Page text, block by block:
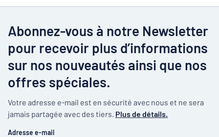
Abonnez-vous à notre Newsletter
pour recevoir plus d’informations
sur nos nouveautés ainsi que nos
offres spéciales.
Votre adresse e-mail est en sécurité avec nous et ne sera
jamais partagée avec des tiers. Plus de détails.
Adresse e-mail